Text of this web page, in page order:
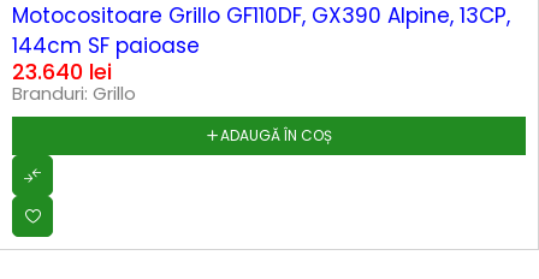
Motocositoare Grillo GF110DF, GX390 Alpine, 13CP,
144cm SF paioase
23.640 lei
Branduri: Grillo
ADAUGĂ ÎN COȘ